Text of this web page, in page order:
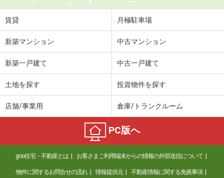
賃貸 月極駐車場
新築マンション 中古マンション
新築一戸建て 中古一戸建て
土地を探す 投資物件を探す
店舗/事業用 倉庫/トランクルーム
PC版へ
goo住宅・不動産とは お客さまご利用端末からの情報の外部送信について
物件に関するお問合せの流れ 情報提供元 不動産情報に関する免責事項